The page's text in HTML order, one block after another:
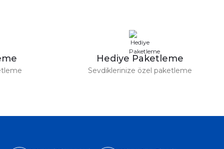
Hediye Paketleme
Sevdiklerinize özel paketleme